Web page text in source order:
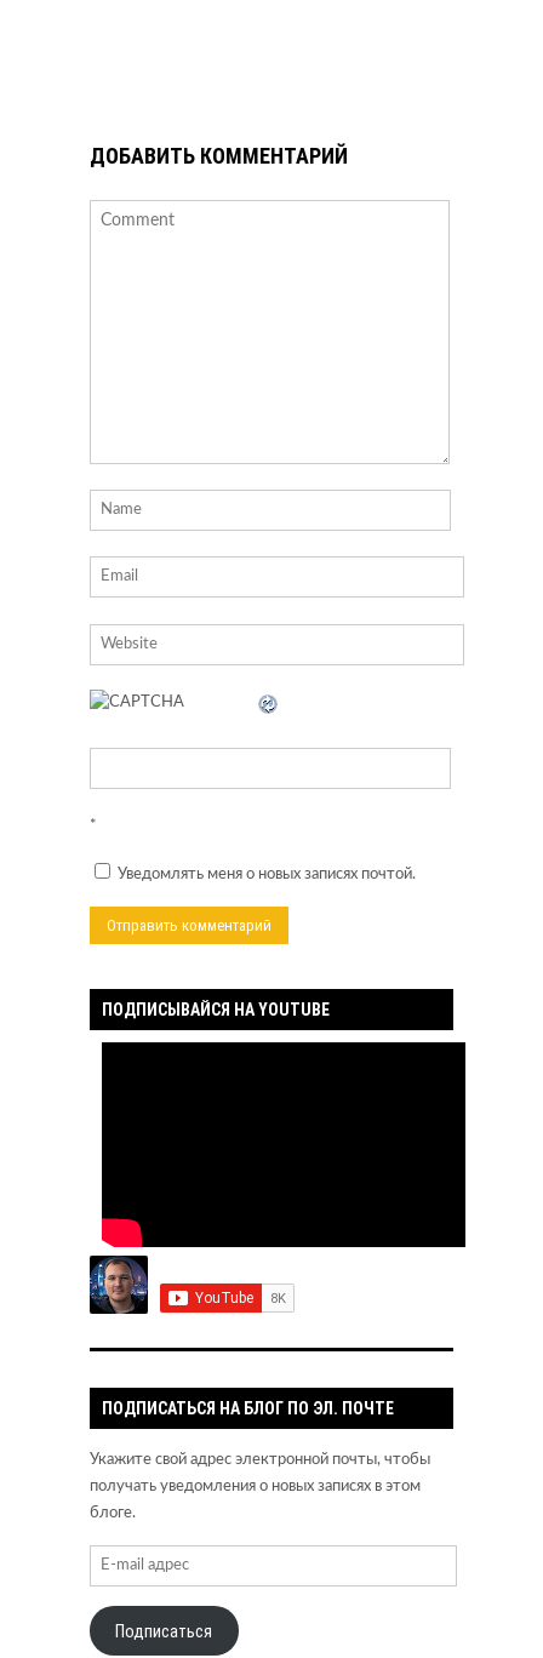
ДОБАВИТЬ КОММЕНТАРИЙ
*
Уведомлять меня о новых записях почтой.
ПОДПИСЫВАЙСЯ НА YOUTUBE
ПОДПИСАТЬСЯ НА БЛОГ ПО ЭЛ. ПОЧТЕ
Укажите свой адрес электронной почты, чтобы
получать уведомления о новых записях в этом
блоге.
Подписаться